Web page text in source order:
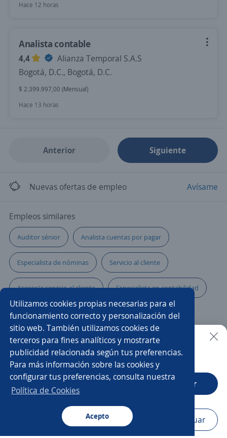
Utilizamos cookies propias necesarias para el
funcionamiento correcto y personalización del
sitio web. También utilizamos cookies de
terceros para fines analíticos y mostrarte
publicidad relacionada según tus preferencias.
Para más información sobre las cookies y
configurar tus preferencias, consulta nuestra
Política de Cookies
Acepto
Buscar Aplicaciones Avisos Favoritos
Hace 12 horas
Analista contable
4,4
Alianza Temporal S.A.S
Bogotá, D.C., Bogotá, D.C.
$ 2.399.997,00 (Mensual)
Hace 13 horas
Anterior Siguiente
Nuevas ofertas de empleo Avísame
Empleos similares
Auditor sénior Analista cuentas por pagar
Especialista de nóminas Servicio al cliente
Asesor/a servicio al cliente Especialista en contabilidad
Analista contable Auxiliar contable
Analista impuestos Oficial de crédito
Asesor/a comercial freelance Analista de cobranzas
Especialista en inventarios
Analista financiero
Buscar es más fácil en la app
CT App Abrir
Navegador Continuar